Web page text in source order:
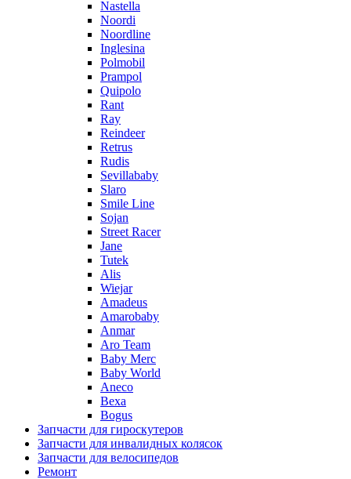
Nastella
Noordi
Noordline
Inglesina
Polmobil
Prampol
Quipolo
Rant
Ray
Reindeer
Retrus
Rudis
Sevillababy
Slaro
Smile Line
Sojan
Street Racer
Jane
Tutek
Alis
Wiejar
Amadeus
Amarobaby
Anmar
Aro Team
Baby Merc
Baby World
Aneco
Bexa
Bogus
Запчасти для гироскутеров
Запчасти для инвалидных колясок
Запчасти для велосипедов
Ремонт